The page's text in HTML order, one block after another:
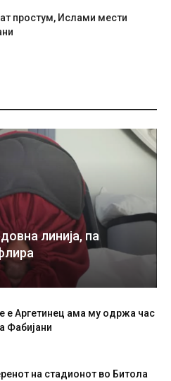
простум, Ислами мести
линија, па
е Аргетинец ама му одржа час
Фабијани
на стадионот во Битола